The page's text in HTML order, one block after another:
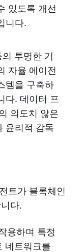
있도록 개선
니다.
투명한 기
자율 에이전
템을 구축하
다. 데이터 프
의도치 않은
윤리적 감독
트가 블록체인
다.
용하며 특정
네트워크를